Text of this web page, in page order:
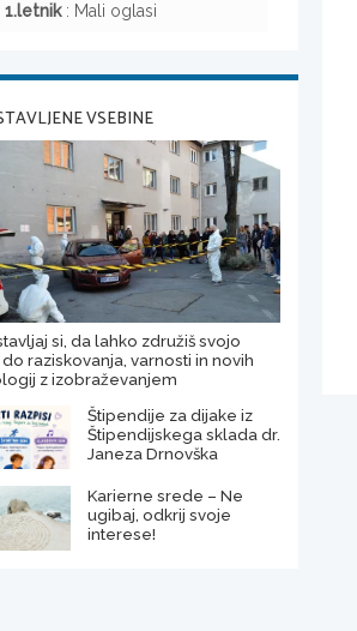
1.letnik : Mali oglasi
VSEBINE
si, da lahko združiš svojo
raziskovanja, varnosti in novih
z izobraževanjem
Štipendije za dijake iz
Štipendijskega sklada dr.
Janeza Drnovška
Karierne srede – Ne
ugibaj, odkrij svoje
interese!